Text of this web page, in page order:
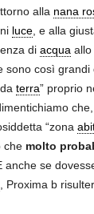
alla nana
luce , e alla
di acqua allo
sono così grandi
terra” proprio
“zona
che molto
anche se
, Proxima b